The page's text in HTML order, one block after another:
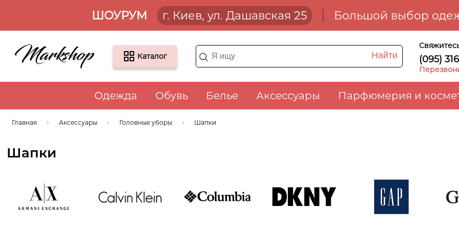
ШОУРУМ г. Киев, ул. Дашавская 25 Большой выбор
Каталог Найти (095)
Одежда Обувь Белье Аксессуары Парфюмерия и
Главная Аксессуары Головные уборы Шапки
Шапки